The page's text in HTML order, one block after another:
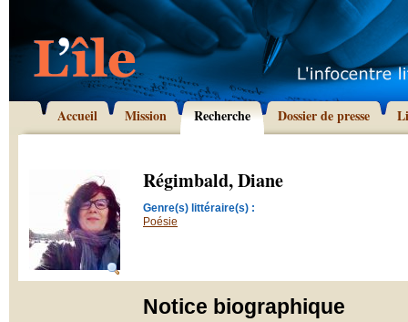
Accueil Mission Recherche Dossier de presse
Régimbald, Diane
Genre(s) littéraire(s) :
Poésie
Notice biographique